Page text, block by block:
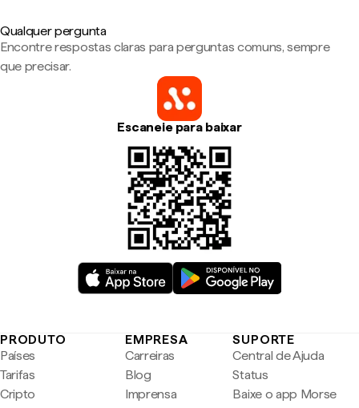
Qualquer pergunta
Encontre respostas claras para perguntas comuns, sempre
que precisar.
Escaneie para baixar
PRODUTO
Países
Tarifas
Cripto
EMPRESA
Carreiras
Blog
Imprensa
SUPORTE
Central de Ajuda
Status
Baixe o app Morse